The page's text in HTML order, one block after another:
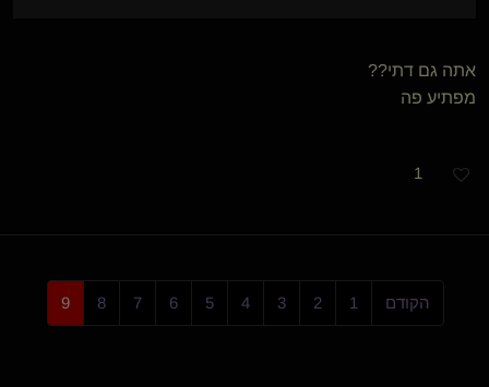
אתה גם דתי??
מפתיע פה
1
הקודם 1
2
3
4
5
6
7
8
9